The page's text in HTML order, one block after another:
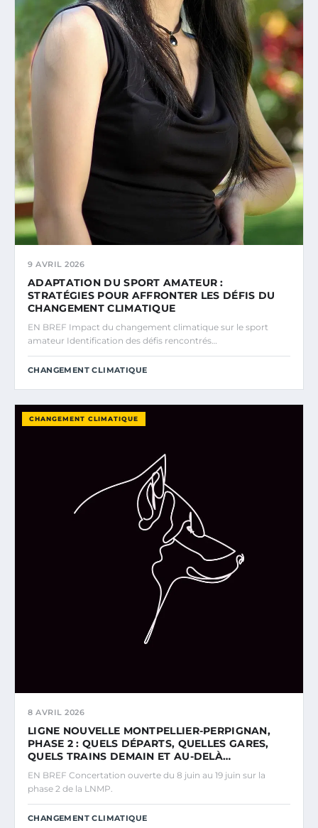
9 AVRIL 2026
ADAPTATION DU SPORT AMATEUR :
STRATÉGIES POUR AFFRONTER LES DÉFIS DU
CHANGEMENT CLIMATIQUE
EN BREF Impact du changement climatique sur le sport
amateur Identification des défis rencontrés…
CHANGEMENT CLIMATIQUE
CHANGEMENT CLIMATIQUE
8 AVRIL 2026
LIGNE NOUVELLE MONTPELLIER-PERPIGNAN,
PHASE 2 : QUELS DÉPARTS, QUELLES GARES,
QUELS TRAINS DEMAIN ET AU-DELÀ…
EN BREF Concertation ouverte du 8 juin au 19 juin sur la
phase 2 de la LNMP.
CHANGEMENT CLIMATIQUE